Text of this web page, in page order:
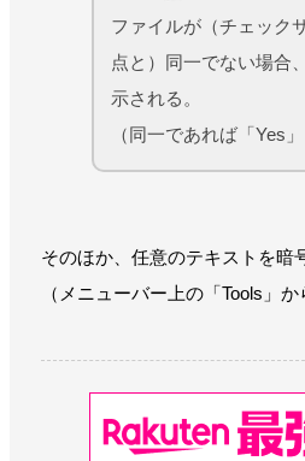
ファイルが（チェック
点と）同一でない場合
示される。
（同一であれば「Yes
そのほか、任意のテキストを暗
（メニューバー上の「Tools」か